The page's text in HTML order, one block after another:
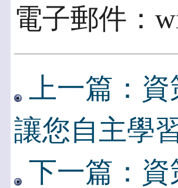
電子郵件：
上一篇：
讓您自主學
下一篇：資